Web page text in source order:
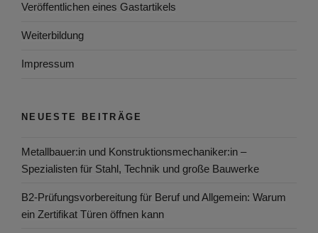
Veröffentlichen eines Gastartikels
Weiterbildung
Impressum
NEUESTE BEITRÄGE
Metallbauer:in und Konstruktionsmechaniker:in –
Spezialisten für Stahl, Technik und große Bauwerke
B2-Prüfungsvorbereitung für Beruf und Allgemein: Warum
ein Zertifikat Türen öffnen kann